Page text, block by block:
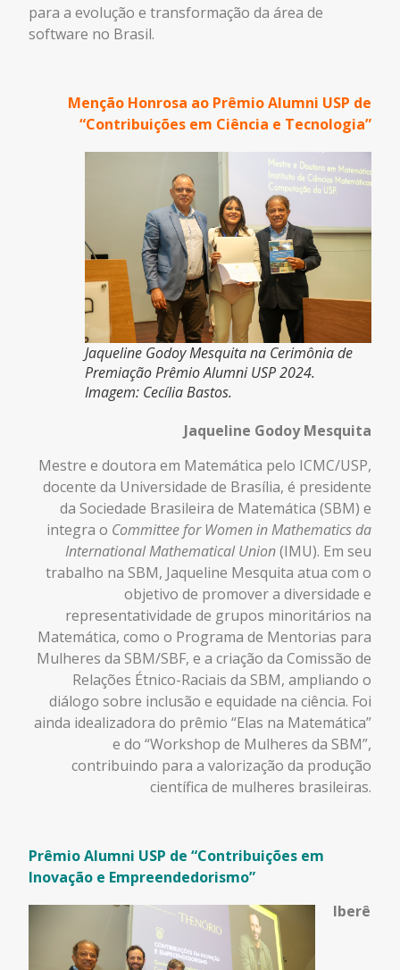
para a evolução e transformação da área de
software no Brasil.
Menção Honrosa ao Prêmio Alumni USP de
“Contribuições em Ciência e Tecnologia”
Jaqueline Godoy Mesquita na Cerimônia de
Premiação Prêmio Alumni USP 2024.
Imagem: Cecília Bastos.
Jaqueline Godoy Mesquita
Mestre e doutora em Matemática pelo ICMC/USP,
docente da Universidade de Brasília, é presidente
da Sociedade Brasileira de Matemática (SBM) e
integra o Committee for Women in Mathematics da
International Mathematical Union(IMU). Em seu
trabalho na SBM, Jaqueline Mesquita atua com o
objetivo de promover a diversidade e
representatividade de grupos minoritários na
Matemática, como o Programa de Mentorias para
Mulheres da SBM/SBF, e a criação da Comissão de
Relações Étnico-Raciais da SBM, ampliando o
diálogo sobre inclusão e equidade na ciência. Foi
ainda idealizadora do prêmio “Elas na Matemática”
e do “Workshop de Mulheres da SBM”,
contribuindo para a valorização da produção
científica de mulheres brasileiras.
Prêmio Alumni USP de “Contribuições em
Inovação e Empreendedorismo”
Iberê